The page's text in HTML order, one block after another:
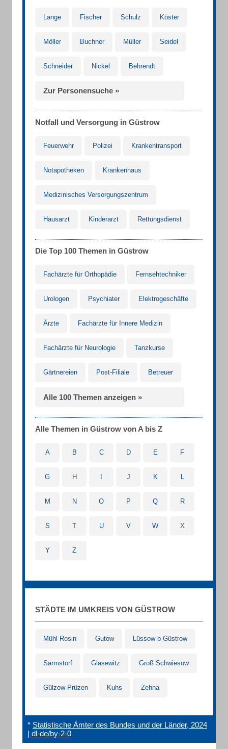
Lange Fischer Schulz Köster
Möller Buchner Müller Seidel
Schneider Nickel Behrendt
Zur Personensuche »
Notfall und Versorgung in Güstrow
Feuerwehr Polizei Krankentransport
Notapotheken Krankenhaus
Medizinisches Versorgungszentrum
Hausarzt Kinderarzt Rettungsdienst
Die Top 100 Themen in Güstrow
Fachärzte für Orthopädie Fernsehtechniker
Urologen Psychiater Elektrogeschäfte
Ärzte Fachärzte für Innere Medizin
Fachärzte für Neurologie Tanzkurse
Gärtnereien Post-Filiale Betreuer
Alle 100 Themen anzeigen »
Alle Themen in Güstrow von A bis Z
A B C D E F
G H J K L
M N O P Q R
S T U V W X
Y Z
STÄDTE IM UMKREIS VON GÜSTROW
Mühl Rosin Gutow Lüssow b Güstrow
Sarmstorf Glasewitz Groß Schwiesow
Gülzow-Prüzen Kuhs Zehna
* Statistische Ämter des Bundes und der Länder, 2024
| dl-de/by-2-0